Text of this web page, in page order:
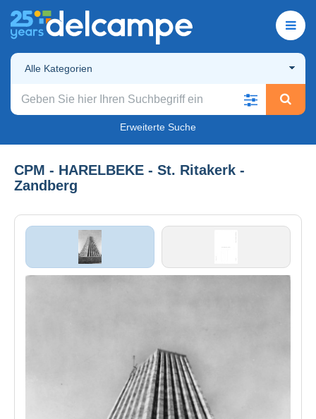
Alle Kategorien
Erweiterte Suche
CPM - HARELBEKE - St. Ritakerk -
Zandberg